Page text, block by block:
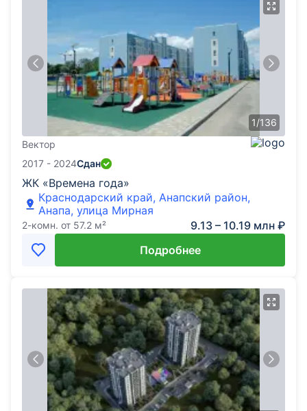
1/136
Вектор
ЖК «Времена года»
2017 - 2024Сдан
Краснодарский край, Анапский район,
Анапа, улица Мирная
2-комн. от 57.2 м²
9.13 – 10.19 млн ₽
Подробнее